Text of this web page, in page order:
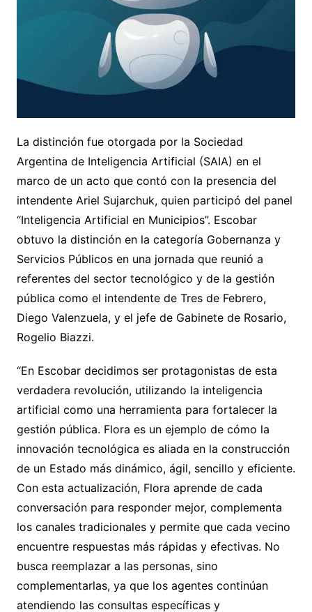
La distinción fue otorgada por la Sociedad
Argentina de Inteligencia Artificial (SAIA) en el
marco de un acto que contó con la presencia del
intendente Ariel Sujarchuk, quien participó del panel
“Inteligencia Artificial en Municipios”. Escobar
obtuvo la distinción en la categoría Gobernanza y
Servicios Públicos en una jornada que reunió a
referentes del sector tecnológico y de la gestión
pública como el intendente de Tres de Febrero,
Diego Valenzuela, y el jefe de Gabinete de Rosario,
Rogelio Biazzi.
“En Escobar decidimos ser protagonistas de esta
verdadera revolución, utilizando la inteligencia
artificial como una herramienta para fortalecer la
gestión pública. Flora es un ejemplo de cómo la
innovación tecnológica es aliada en la construcción
de un Estado más dinámico, ágil, sencillo y eficiente.
Con esta actualización, Flora aprende de cada
conversación para responder mejor, complementa
los canales tradicionales y permite que cada vecino
encuentre respuestas más rápidas y efectivas. No
busca reemplazar a las personas, sino
complementarlas, ya que los agentes continúan
atendiendo las consultas específicas y